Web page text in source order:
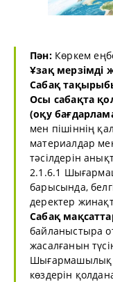
Пән:Көркем
Ұзақ мерзімді
Сабақ
Осы сабақта
(оқу
мен пішіннің
материалдар
тәсілдерін
2.1.6.1
барысында,
деректер
Сабақ
байланыстыра
жасалғанын
Шығармашылық
көздерін